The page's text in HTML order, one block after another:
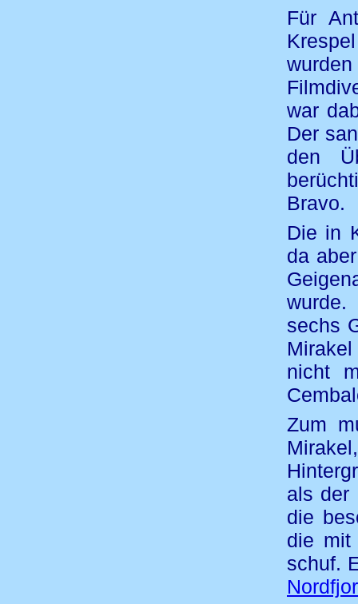
Für
war
Der
den
Bravo.
Die in
da
wurde.
sechs
nicht
Zum
als der
die
die mit
schuf.